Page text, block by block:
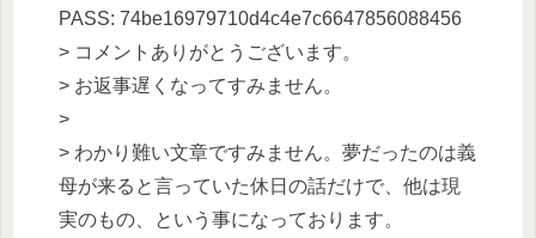
PASS: 74be16979710d4c4e7c6647856088456
> コメントありがとうございます。
> お返事遅くなってすみません。
>
> わかり難い文章ですみません。夢だったのは義
母が来ると言っていた休日の話だけで、他は現
実のもの、という事になっております。